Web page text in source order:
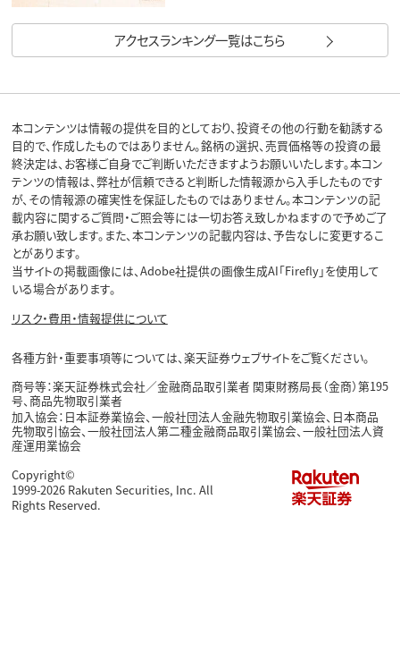
アクセスランキング一覧はこちら
本コンテンツは情報の提供を目的としており、投資その他の行動を勧誘する
目的で、作成したものではありません。銘柄の選択、売買価格等の投資の最
終決定は、お客様ご自身でご判断いただきますようお願いいたします。本コン
テンツの情報は、弊社が信頼できると判断した情報源から入手したものです
が、その情報源の確実性を保証したものではありません。本コンテンツの記
載内容に関するご質問・ご照会等には一切お答え致しかねますので予めご了
承お願い致します。また、本コンテンツの記載内容は、予告なしに変更するこ
とがあります。
当サイトの掲載画像には、Adobe社提供の画像生成AI「Firefly」を使用して
いる場合があります。
リスク・費用・情報提供について
各種方針・重要事項等については、楽天証券ウェブサイトをご覧ください。
商号等：楽天証券株式会社／金融商品取引業者 関東財務局長（金商）第195
号、商品先物取引業者
加入協会：日本証券業協会、一般社団法人金融先物取引業協会、日本商品
先物取引協会、一般社団法人第二種金融商品取引業協会、一般社団法人資
産運用業協会
Copyright©
1999-2026 Rakuten Securities, Inc. All
Rights Reserved.